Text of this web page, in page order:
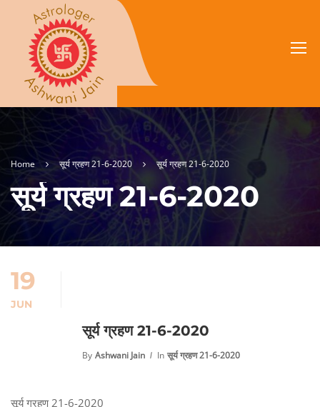
Home सूर्य ग्रहण 21-6-2020 सूर्य ग्रहण 21-6-2020
सूर्य ग्रहण 21-6-2020
19
JUN
सूर्य ग्रहण 21-6-2020
By Ashwani Jain In सूर्य ग्रहण 21-6-2020
सूर्य ग्रहण 21-6-2020